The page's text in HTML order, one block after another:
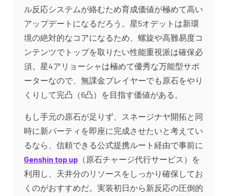
ル反応システムが絡むため育成価値が極めて高い
アップデートになるだろう。星5オデットは新環
境の絶対的なコアになるため、螺旋や高難易度コ
ンテンツでトップを取りたい性能重視派は確保必
須。星4アリョーシャは極めて優秀な万能型サポ
ーターなので、無課金プレイヤーでも原石をやり
くりして完凸（6凸）を目指す価値がある。
もし手元の原石が足りず、スネージナヤ開拓と同
時に新パーティを即座に完成させたいと考えてい
るなら、信頼できる公式提携ルート経由で事前に
Genshin top up （原石チャージ代行サービス）を
利用し、天井分のリソースをしっかり確保してお
くのがおすすめだ。実装初日から新反応の圧倒的